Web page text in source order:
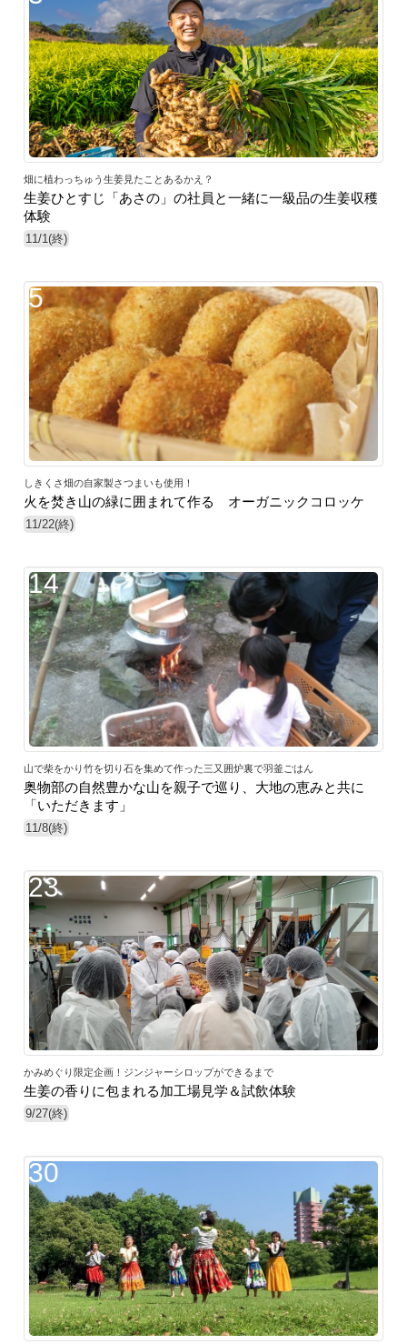
畑に植わっちゅう生姜見たことあるかえ？
生姜ひとすじ「あさの」の社員と一緒に一級品の生姜収穫
体験
11/1(終)
5
しきくさ畑の自家製さつまいも使用！
火を焚き山の緑に囲まれて作る オーガニックコロッケ
11/22(終)
14
山で柴をかり竹を切り石を集めて作った三又囲炉裏で羽釜ごはん
奥物部の自然豊かな山を親子で巡り、大地の恵みと共に
「いただきます」
11/8(終)
23
かみめぐり限定企画！ジンジャーシロップができるまで
生姜の香りに包まれる加工場見学＆試飲体験
9/27(終)
30